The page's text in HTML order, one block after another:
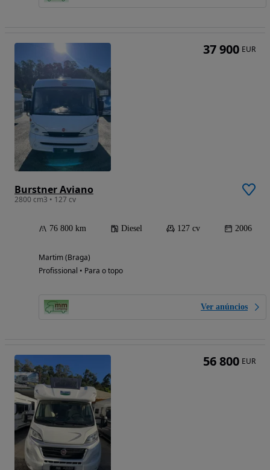
Burstner Aviano
2800 cm3 • 127 cv
76 800 km Diesel 127 cv 2006
Martim (Braga)
Profissional • Para o topo
Ver anúncios
37 900 EUR
56 800 EUR